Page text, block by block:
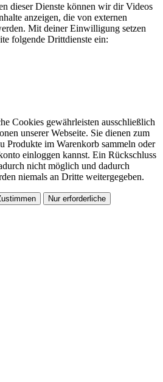
dieser Dienste können wir dir Videos
anzeigen, die von externen
Mit deiner Einwilligung setzen
folgende Drittdienste ein:
Cookies gewährleisten ausschließlich
unserer Webseite. Sie dienen zum
Produkte im Warenkorb sammeln oder
einloggen kannst. Ein Rückschluss
nicht möglich und dadurch
niemals an Dritte weitergegeben.
Nur erforderliche